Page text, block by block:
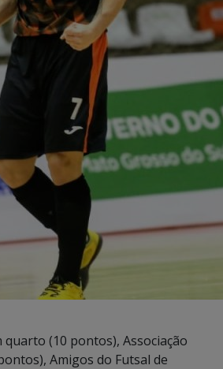
quarto (10 pontos), Associação
Amigos do Futsal de